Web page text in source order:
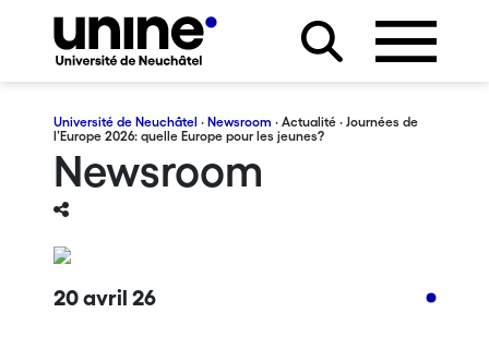
Université de Neuchâtel · Newsroom · Actualité· Journées de
l’Europe 2026: quelle Europe pour les jeunes?
Newsroom
20 avril 26